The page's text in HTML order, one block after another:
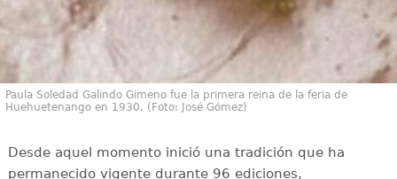
Paula Soledad Galindo Gimeno fue la primera reina de la feria de
Huehuetenango en 1930. (Foto: José Gómez)
Desde aquel momento inició una tradición que ha
permanecido vigente durante 96 ediciones,